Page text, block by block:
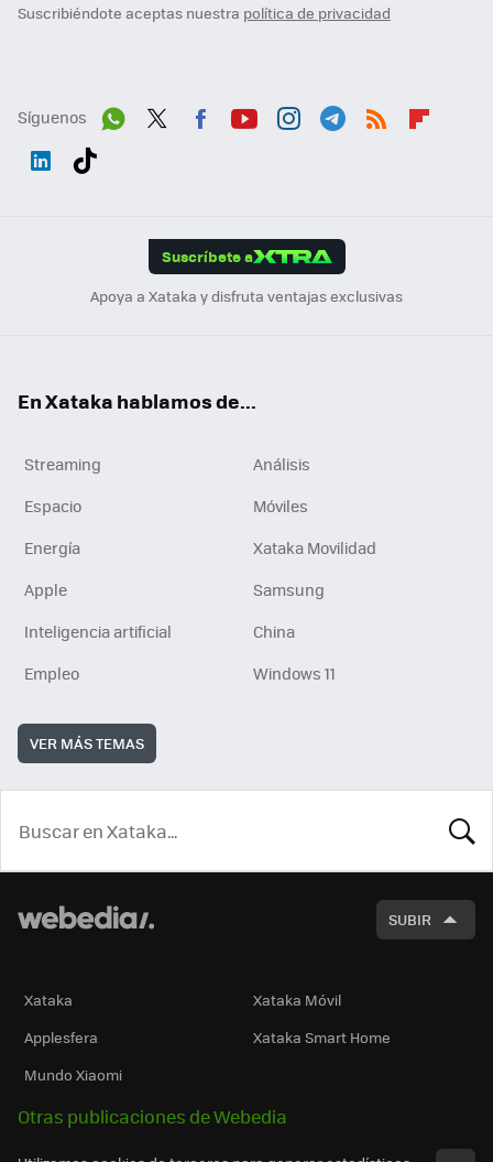
Suscribiéndote aceptas nuestra política de privacidad
Síguenos
Suscríbete a
Apoya a Xataka y disfruta ventajas exclusivas
En Xataka hablamos de...
Streaming
Análisis
Espacio
Móviles
Energía
Xataka Movilidad
Apple
Samsung
Inteligencia artificial
China
Empleo
Windows 11
VER MÁS TEMAS
SUBIR
Xataka
Xataka Móvil
Applesfera
Xataka Smart Home
Mundo Xiaomi
Otras publicaciones de Webedia